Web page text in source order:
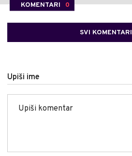
KOMENTARI 0
SVI KOMENTARI
Upiši ime